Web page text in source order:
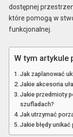
dostępnej
które pomogą w
funkcjonalnej.
W tym artykule
Jak zaplanować
Jakie akcesoria
Jakie przedmioty
szufladach?
Jak utrzymać
Jakie błędy